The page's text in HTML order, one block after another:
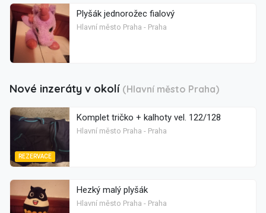
Plyšák jednorožec fialový
Hlavní město Praha - Praha
Nové inzeráty v okolí (Hlavní město Praha)
REZERVACE
Komplet tričko + kalhoty vel. 122/128
Hlavní město Praha - Praha
Hezký malý plyšák
Hlavní město Praha - Praha